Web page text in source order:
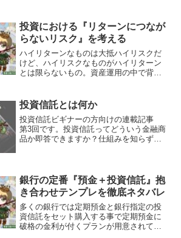
としてナビゲートさせていただきます。
今回は投資信託選びから...
投資における『リターンにつなが
らないリスク』を考える
ハイリターンなものは大抵ハイリスクだ
けど、ハイリスクなものがハイリターン
とは限らないもの。資産運用の中で背負
はなるべく排除して、リターンにつなが
るリスクに注力しましょう。
投資信託とは何か
投資信託ビギナーの方向けの連載記事
第3回です。投資信託ってどういう金融商
品か即答できますか？仕組みを知らずに
ます。※今回は400字...
銀行の定番『預金＋投資信託』抱
き合わせテンプレを徹底ネタバレ
多くの銀行では定期預金と銀行指定の投
資信託をセット購入する事で定期預金に
破格の金利が付くプランが用意されてい